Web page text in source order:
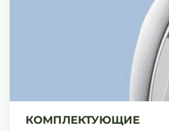
КОМПЛЕКТУЮЩИЕ